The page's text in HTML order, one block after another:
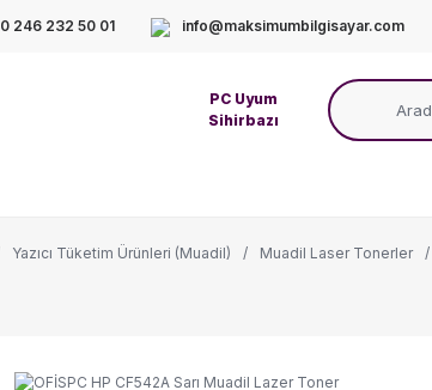
0 246 232 50 01 info@maksimumbilgisayar.com
PC Uyum
Sihirbazı
Yazıcı Tüketim Ürünleri (Muadil) Muadil Laser Tonerler